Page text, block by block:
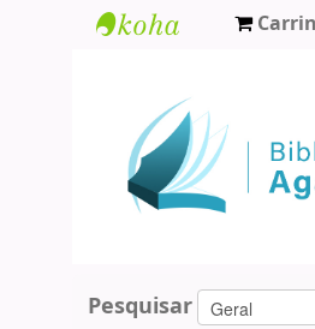
Agamenon
Magalhães
Pesquisar